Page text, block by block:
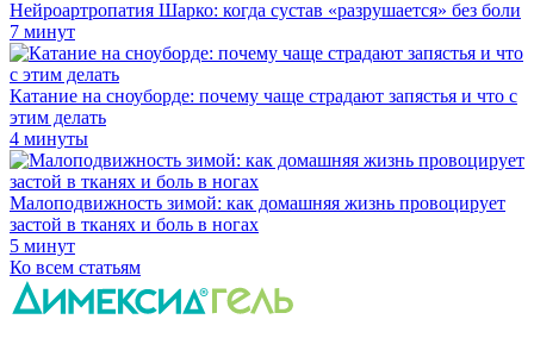
Нейроартропатия Шарко: когда сустав «разрушается» без боли
7 минут
Катание на сноуборде: почему чаще страдают запястья и что с
этим делать
4 минуты
Малоподвижность зимой: как домашняя жизнь провоцирует
застой в тканях и боль в ногах
5 минут
Ко всем статьям